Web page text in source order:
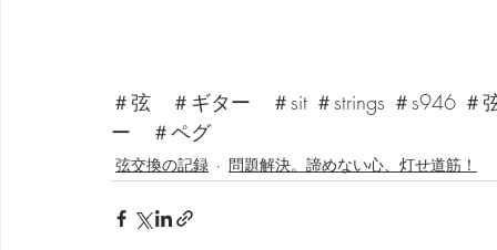
＃弦　＃ギター　＃sit ＃strings ＃s946
ー　＃ペグ
弦交換の記録 問題解決。諦めない心、灯せ道筋！